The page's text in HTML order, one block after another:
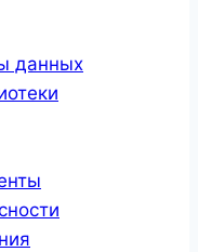
данных